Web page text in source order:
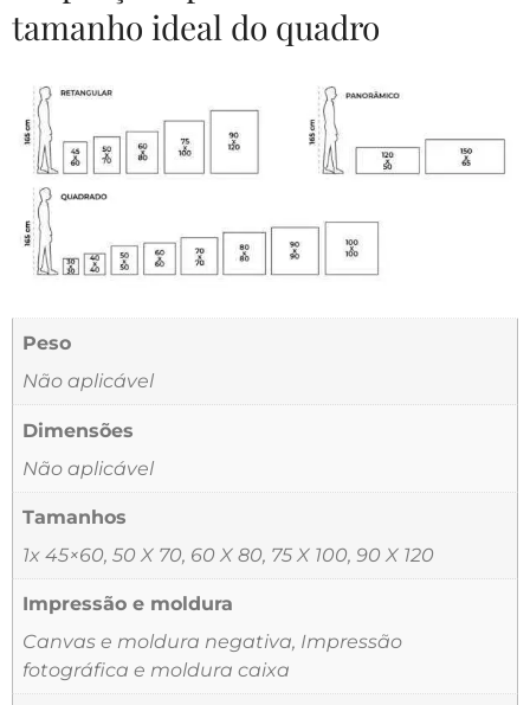
tamanho ideal do quadro
Peso
Não aplicável
Dimensões
Não aplicável
Tamanhos
1x 45×60, 50 X 70, 60 X 80, 75 X 100, 90 X 120
Impressão e moldura
Canvas e moldura negativa, Impressão
fotográfica e moldura caixa